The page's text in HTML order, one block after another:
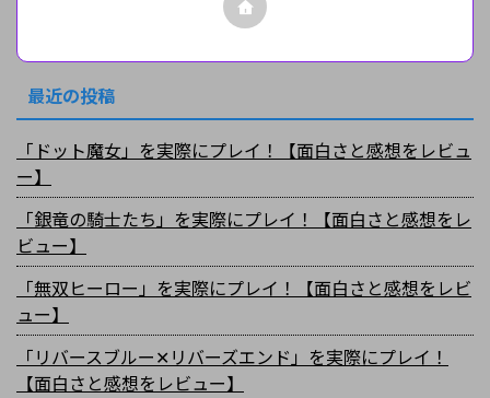
最近の投稿
「ドット魔女」を実際にプレイ！【面白さと感想をレビュ
ー】
「銀竜の騎士たち」を実際にプレイ！【面白さと感想をレ
ビュー】
「無双ヒーロー」を実際にプレイ！【面白さと感想をレビ
ュー】
「リバースブルー✕リバーズエンド」を実際にプレイ！
【面白さと感想をレビュー】